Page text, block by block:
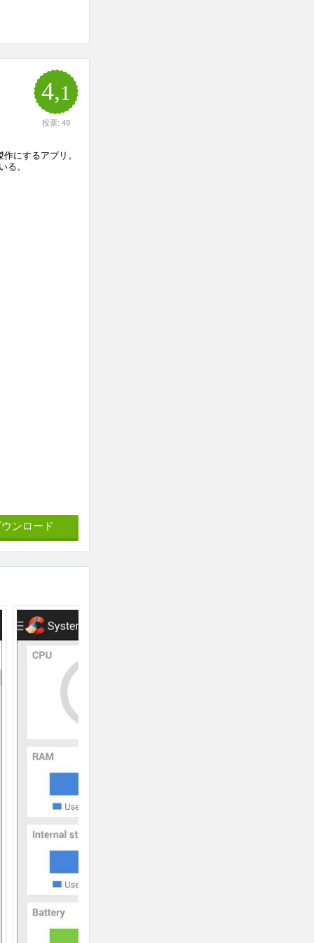
4,1
投票: 49
にするアプリ。
る。
ウンロード